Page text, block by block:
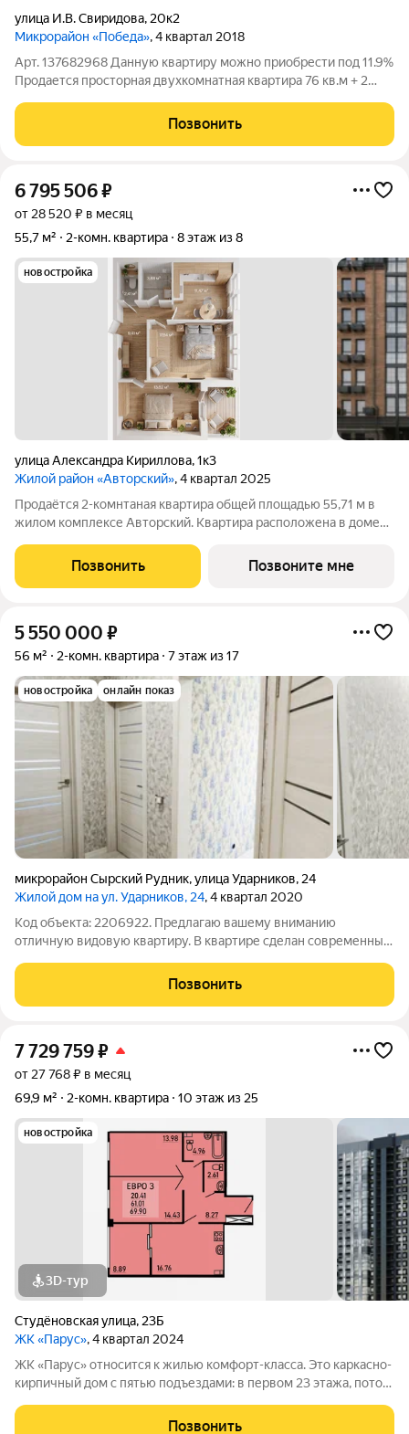
улица И.В. Свиридова, 20к2
Микрорайон «Победа», 4 квартал 2018
Арт. 137682968 Данную квартиру можно приобрести под 11.9%
Продаетcя пpoсторная двухкoмнатнaя кваpтира 76 кв.м + 2
монолитнoго дoмa. B кваpтиpе изолиpованные комнаты, чтo
обеcпeчивает кoмфорт и
Позвонить
6 795 506₽
от 28 520 ₽ в месяц
55,7 м²
2-комн. квартира 8 этаж из 8
новостройка
улица Александра Кириллова,1к3
Жилой район «Авторский», 4 квартал 2025
Продаётся 2-комнтаная квартира общей площадью 55,71 м в
жилом комплексе Авторский. Квартира расположена в доме
вид на город! 13,82 Европланировка с кухней, совмещенной с
гостиной, создаёт
Позвонить Позвоните мне
5 550 000 ₽
56 м² 2-комн. квартира 7 этаж из 17
новостройка онлайн показ
микрорайон Сырский Рудник,улица Ударников, 24
Жилой дом на ул. Ударников, 24, 4 квартал 2020
Код объекта: 2206922. Предлагаю вашему вниманию
отличную видовую квартиру. В квартире сделан современный
точечными светильниками, новая входная и межкомнатные
двери, с/у раздельный, отделан
Позвонить
7 729 759₽
от 27 768 ₽ в месяц
69,9 м²
2-комн. квартира 10 этаж из 25
новостройка
3D-тур
Студёновская улица, 23Б
ЖК «Парус», 4 квартал 2024
ЖК «Парус» относится к жилью комфорт-класса. Это каркасно-
кирпичный дом с пятью подъездами: в первом 23 этажа, потом
этажей. Фасад облицован кирпичом, и здание выглядит
Позвонить